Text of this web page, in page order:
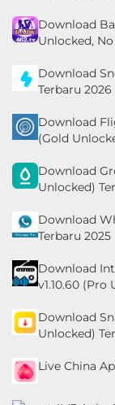
Download
Unlocked,
Download
Terbaru 2026
Download
(Gold
Download
Unlocked)
Download
Terbaru 2025
Download
v1.10.60 (Pro
Download
Unlocked)
Live China